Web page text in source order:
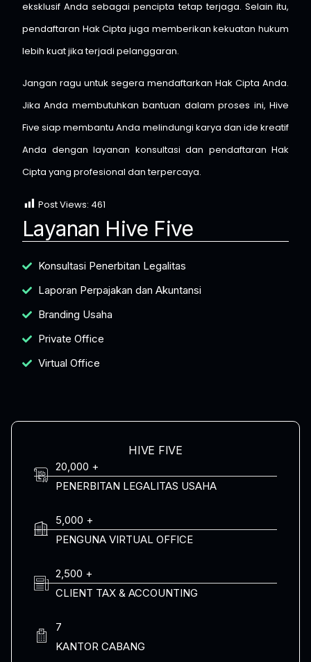
eksklusif Anda sebagai pencipta tetap terjaga. Selain itu,
pendaftaran Hak Cipta juga memberikan kekuatan hukum
lebih kuat jika terjadi pelanggaran.
Jangan ragu untuk segera mendaftarkan Hak Cipta Anda.
Jika Anda membutuhkan bantuan dalam proses ini, Hive
Five siap membantu Anda melindungi karya dan ide kreatif
Anda dengan layanan konsultasi dan pendaftaran Hak
Cipta yang profesional dan terpercaya.
Post Views: 461
Layanan Hive Five
Konsultasi Penerbitan Legalitas
Laporan Perpajakan dan Akuntansi
Branding Usaha
Private Office
Virtual Office
HIVE FIVE
20,000 +
PENERBITAN LEGALITAS USAHA
5,000 +
PENGUNA VIRTUAL OFFICE
2,500 +
CLIENT TAX & ACCOUNTING
7
KANTOR CABANG